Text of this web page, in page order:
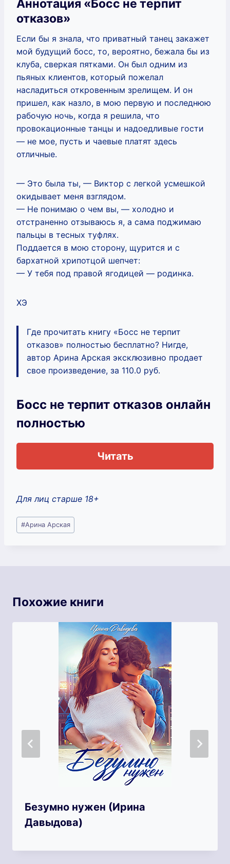
Аннотация «Босс не терпит
отказов»
Если бы я знала, что приватный танец закажет
мой будущий босс, то, вероятно, бежала бы из
клуба, сверкая пятками. Он был одним из
пьяных клиентов, который пожелал
насладиться откровенным зрелищем. И он
пришел, как назло, в мою первую и последнюю
рабочую ночь, когда я решила, что
провокационные танцы и надоедливые гости
— не мое, пусть и чаевые платят здесь
отличные.
— Это была ты, — Виктор с легкой усмешкой
окидывает меня взглядом.
— Не понимаю о чем вы, — холодно и
отстраненно отзываюсь я, а сама поджимаю
пальцы в тесных туфлях.
Поддается в мою сторону, щурится и с
бархатной хрипотцой шепчет:
— У тебя под правой ягодицей — родинка.
ХЭ
Где прочитать книгу «Босс не терпит
отказов» полностью бесплатно? Нигде,
автор Арина Арская эксклюзивно продает
свое произведение, за 110.0 руб.
Босс не терпит отказов онлайн
полностью
Читать
Для лиц старше 18+
Метки
записи:
#Арина Арская
Похожие книги
Безумно нужен (Ирина
Давыдова)